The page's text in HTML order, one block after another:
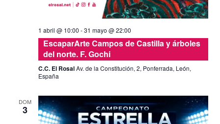
1 abril @ 10:00 -31 mayo @ 22:00
EscaparArte Campos de Castilla y árboles
del norte. F. Gochi
C.C. El RosalAv. de la Constitución, 2, Ponferrada, León,
España
DOM
3